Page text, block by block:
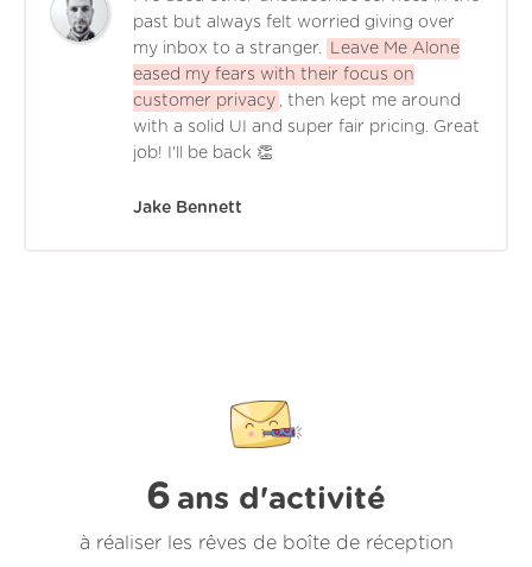
past but always felt worried giving over
my inbox to a stranger.
Leave Me Alone
eased my fears with their focus on
customer privacy , then kept me around
with a solid UI and super fair pricing. Great
job! I'll be back 👏
Jake Bennett
6 ans d'activité
à réaliser les rêves de boîte de réception